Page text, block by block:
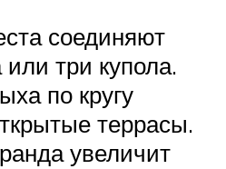
соединяют
три купола.
по кругу
террасы.
увеличит